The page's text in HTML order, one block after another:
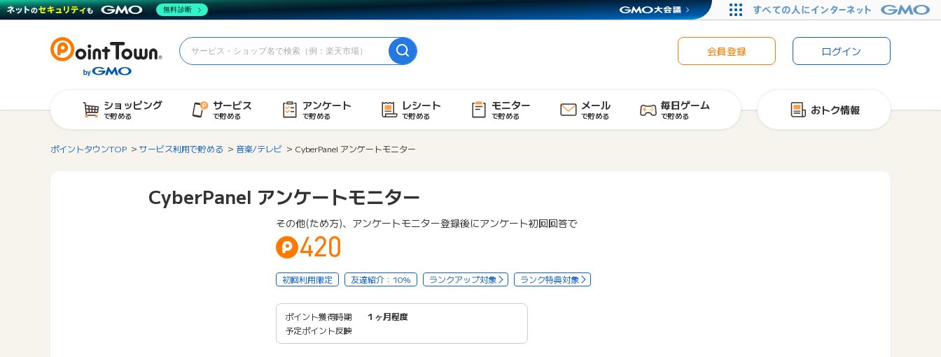
会員登録 ログイン
ショッピング
で貯める
サービス
で貯める
アンケート
で貯める
レシート
で貯める
モニター
で貯める
メール
で貯める
毎日ゲーム
で貯める おトク情報
ポイントタウンTOP サービス利用で貯める 音楽/テレビ CyberPanel アンケートモニター
CyberPanel アンケートモニター
その他(ため方)、アンケートモニター登録後にアンケート初回回答で
420
初回利用限定 友達紹介：10% ランクアップ対象 ランク特典対象
ポイント獲得時期
１ヶ月程度
予定ポイント反映
無料診断